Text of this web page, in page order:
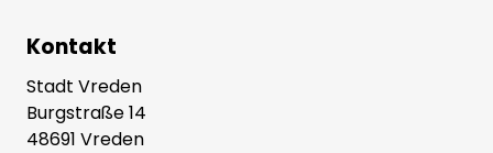
Kontakt
Stadt Vreden
Burgstraße 14
48691 Vreden